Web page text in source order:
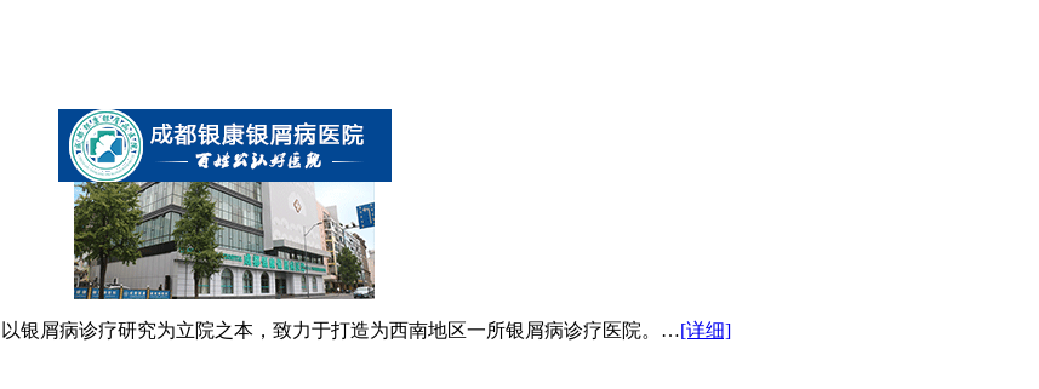
银屑病诊疗研究为立院之本，致力于打造为西南地区一所银屑病诊疗医院。…[详细]